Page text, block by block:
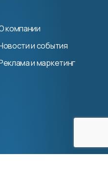
компании
и события
и маркетинг